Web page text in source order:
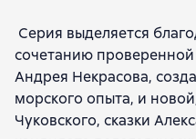
Серия выделяется
сочетанию
Андрея Некрасова,
морского опыта, и
Чуковского, сказки